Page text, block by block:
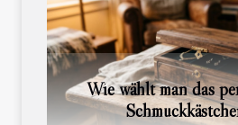
Wie wählt man das